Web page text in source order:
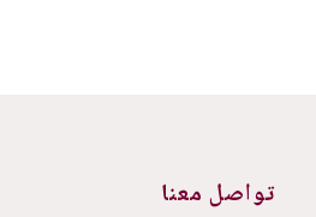
تواصل معنا